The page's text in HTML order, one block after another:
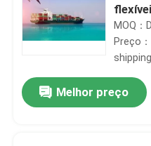
aéreo/
o Irão
MOQ：
Preço
shipping
Melhor preço